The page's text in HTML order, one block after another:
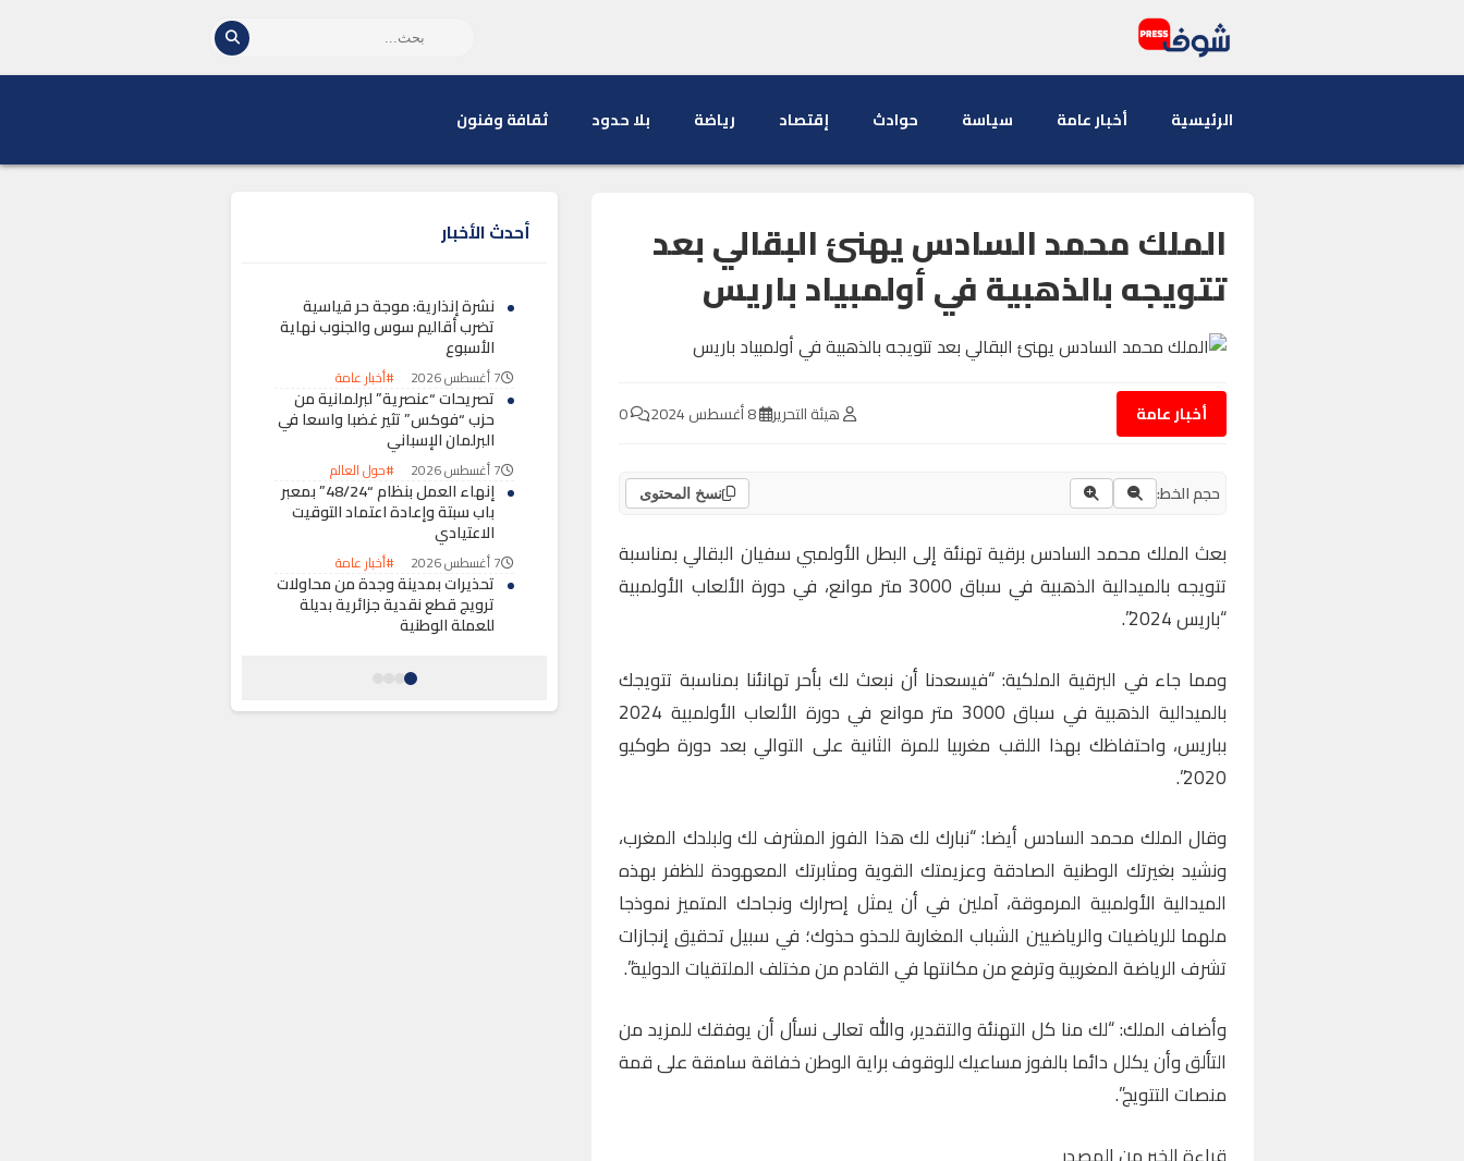
الرئيسية أخبار عامة سياسة حوادث إقتصاد رياضة بلا حدود ثقافة وفنون
الملك محمد السادس يهنئ البقالي بعد
تتويجه بالذهبية في أولمبياد باريس
أخبار عامة هيئة التحرير
حجم الخط: نسخ المحتوى
بعث الملك محمد السادس برقية تهنئة إلى البطل الأولمبي سفيان البقالي بمناسبة
تتويجه بالميدالية الذهبية في سباق 3000 متر موانع، في دورة الألعاب الأولمبية
“باريس 2024”.
ومما جاء في البرقية الملكية: “فيسعدنا أن نبعث لك بأحر تهانئنا بمناسبة تتويجك
بالميدالية الذهبية في سباق 3000 متر موانع في دورة الألعاب الأولمبية 2024
بباريس، واحتفاظك بهذا اللقب مغربيا للمرة الثانية على التوالي بعد دورة طوكيو
2020”.
وقال الملك محمد السادس أيضا: “نبارك لك هذا الفوز المشرف لك ولبلدك المغرب،
ونشيد بغيرتك الوطنية الصادقة وعزيمتك القوية ومثابرتك المعهودة للظفر بهذه
الميدالية الأولمبية المرموقة، آملين في أن يمثل إصرارك ونجاحك المتميز نموذجا
ملهما للرياضيات والرياضيين الشباب المغاربة للحذو حذوك؛ في سبيل تحقيق إنجازات
تشرف الرياضة المغربية وترفع من مكانتها في القادم من مختلف الملتقيات الدولية”.
وأضاف الملك: “لك منا كل التهنئة والتقدير، والله تعالى نسأل أن يوفقك للمزيد من
التألق وأن يكلل دائما بالفوز مساعيك للوقوف براية الوطن خفاقة سامقة على قمة
منصات التتويج”.
أحدث الأخبار
نشرة إنذارية: موجة حر قياسية
تضرب أقاليم سوس والجنوب نهاية
الأسبوع
7 أغسطس 2026 #أخبار عامة
تصريحات “عنصرية” لبرلمانية من
حزب “فوكس” تثير غضبا واسعا في
البرلمان الإسباني
7 أغسطس 2026 #حول العالم
إنهاء العمل بنظام “48/24” بمعبر
باب سبتة وإعادة اعتماد التوقيت
الاعتيادي
7 أغسطس 2026 #أخبار عامة
تحذيرات بمدينة وجدة من محاولات
ترويج قطع نقدية جزائرية بديلة
للعملة الوطنية
بني يخلف بالمحمدية.. عودة
بعد أسبوع من حملة تحرير الأرصفة